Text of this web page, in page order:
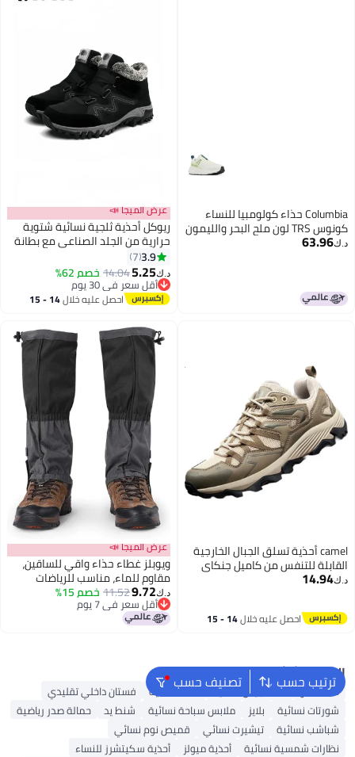
Columbia حذاء كولومبيا للنساء
كونوس TRS لون ملح البحر والليمون
55
د.ك‏63.96
عرض الميجا 📣
ريوكل أحذية ثلجية نسائية شتوية
حرارية من الجلد الصناعي مع بطانة
دافئة ونعل مضاد للانزلاق وأحذية
للمشي لمسافات طويلة
3.9
7
د.ك‏5.25
14.04خصم 62%
أقل سعر في 30 يوم
أقل سعر في 30 يوماحصل عليه خلال 14 - 15
camel أحذية تسلق الجبال الخارجية
القابلة للتنفس من كاميل جنكاي
بنفس النمط - أحذية للمشي
أحذية رياضية للجري وتسلق الجبال،
مقاس 38
د.ك‏14.94
احصل عليه خلال 14 - 15
عرض الميجا 📣
ويوبلز غطاء حذاء واقي للساقين،
مقاوم للماء، مناسب للرياضات
الخارجية والتسلق والمشي
لمسافات طويلة، غطاء حذاء وجوارب
للبالغين (زوج واحد)
د.ك‏9.72
11.52خصم 15%
أقل سعر في 7 يوم
أقل سعر في 7 يوم
ترتيب حسب تصنيف حسب البحث الشائع
شنط ألدو شنط جيس نسائية شنط نسائية
فستان داخلي تقليدي
شورتات نسائية
بلايز ملابس سباحة نسائية شنط يد
حمالة صدر رياضية
شباشب نسائية
تيشيرت نسائي
قميص نوم نسائي
نظارات شمسية نسائية
أحذية ميولز
أحذية سكيتشرز للنساء